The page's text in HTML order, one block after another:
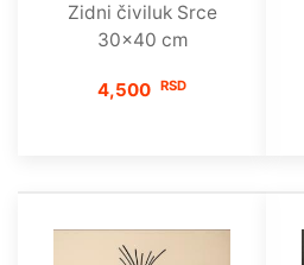
Zidni čiviluk Srce
30x40 cm
4,500 RSD